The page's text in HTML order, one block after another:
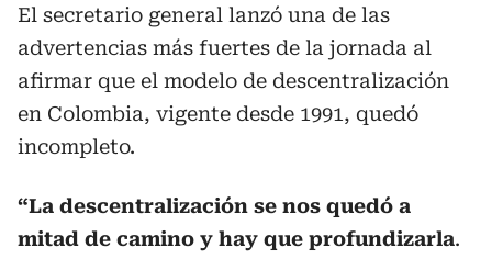
El secretario general lanzó una de las
advertencias más fuertes de la jornada al
afirmar que el modelo de descentralización
en Colombia, vigente desde 1991, quedó
incompleto.
“La descentralización se nos quedó a
mitad de camino y hay que profundizarla.